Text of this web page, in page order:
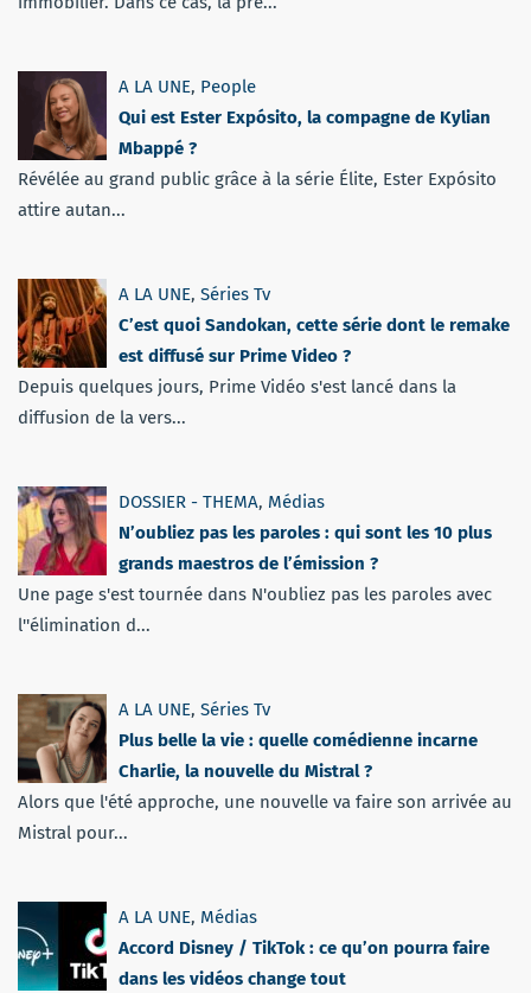
A LA UNE, People
Qui est Ester Expósito, la compagne de Kylian
Mbappé ?
Révélée au grand public grâce à la série Élite, Ester Expósito
attire autan...
A LA UNE, Séries Tv
C’est quoi Sandokan, cette série dont le remake
est diffusé sur Prime Video ?
Depuis quelques jours, Prime Vidéo s'est lancé dans la
diffusion de la vers...
DOSSIER - THEMA, Médias
N’oubliez pas les paroles : qui sont les 10 plus
grands maestros de l’émission ?
Une page s'est tournée dans N'oubliez pas les paroles avec
l''élimination d...
A LA UNE, Séries Tv
Plus belle la vie : quelle comédienne incarne
Charlie, la nouvelle du Mistral ?
Alors que l'été approche, une nouvelle va faire son arrivée au
Mistral pour...
A LA UNE, Médias
Accord Disney / TikTok : ce qu’on pourra faire
dans les vidéos change tout